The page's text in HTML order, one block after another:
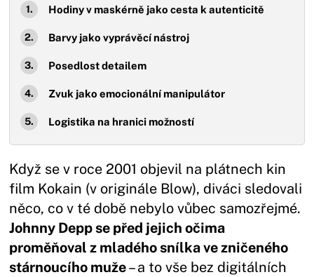
Hodiny v maskérně jako cesta k autenticitě
Barvy jako vyprávěcí nástroj
Posedlost detailem
Zvuk jako emocionální manipulátor
Logistika na hranici možností
Když se v roce 2001 objevil na plátnech kin
film Kokain (v originále Blow), diváci sledovali
něco, co v té době nebylo vůbec samozřejmé.
Johnny Depp se před jejich očima
proměňoval z mladého snílka ve zničeného
stárnoucího muže– a to vše bez digitálních